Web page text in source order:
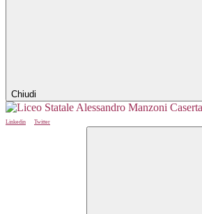
Chiudi
Linkedin
Twitter